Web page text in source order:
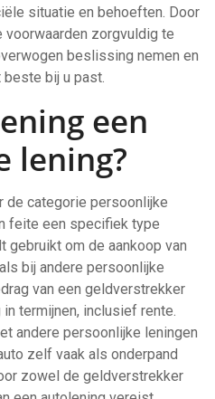
situatie en behoeften. Door
zorgvuldig te
beslissing nemen en
bij u past.
een
lening?
de categorie persoonlijke
feite een specifiek type
gebruikt om de aankoop van
bij andere persoonlijke
van een geldverstrekker
termijnen, inclusief rente.
andere persoonlijke leningen
zelf vaak als onderpand
zowel de geldverstrekker